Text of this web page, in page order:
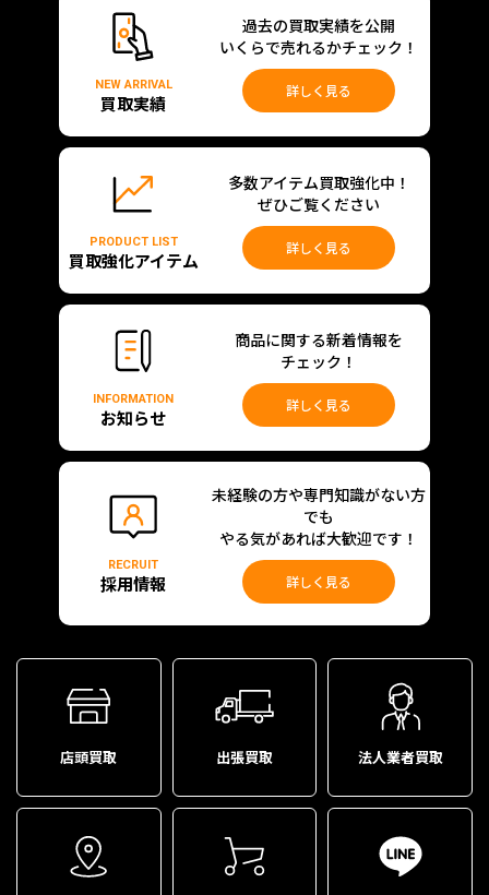
NEW ARRIVAL
買取実績
過去の買取実績を公開
いくらで売れるかチェック！
詳しく見る
PRODUCT LIST
買取強化アイテム
多数アイテム買取強化中！
ぜひご覧ください
詳しく見る
INFORMATION
お知らせ
商品に関する新着情報を
チェック！
詳しく見る
RECRUIT
採用情報
未経験の方や専門知識がない方
でも
やる気があれば大歓迎です！
詳しく見る
店頭買取 出張買取 法人業者買取